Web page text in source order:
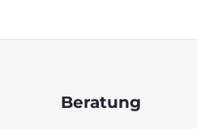
Beratung